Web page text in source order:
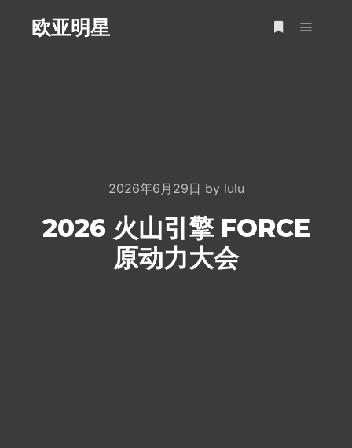
欧亚明星
2026年6月29日 by lulu
2026 火山引擎 FORCE
原动力大会